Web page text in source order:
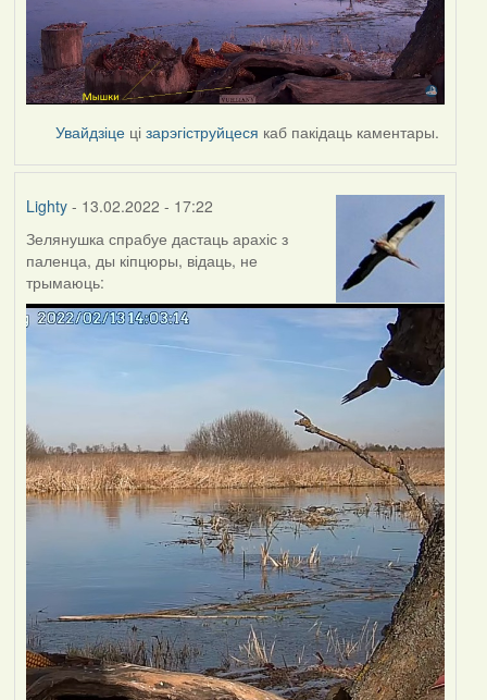
Увайдзіце цізарэгіструйцеся каб пакідаць каментары.
Lighty- 13.02.2022 - 17:22
Зелянушка спрабуе дастаць арахіс з
паленца, ды кіпцюры, відаць, не
трымаюць: